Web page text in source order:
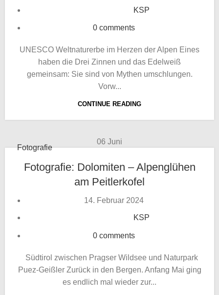
KSP
0 comments
UNESCO Weltnaturerbe im Herzen der Alpen Eines
haben die Drei Zinnen und das Edelweiß
gemeinsam: Sie sind von Mythen umschlungen.
Vorw...
CONTINUE READING
06 Juni
Fotografie
Fotografie: Dolomiten – Alpenglühen
am Peitlerkofel
14. Februar 2024
KSP
0 comments
Südtirol zwischen Pragser Wildsee und Naturpark
Puez-Geißler Zurück in den Bergen. Anfang Mai ging
es endlich mal wieder zur...